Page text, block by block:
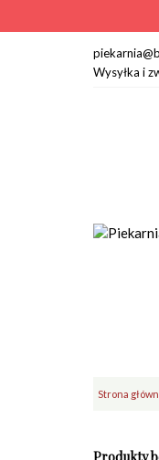
Wysyłka i
Strona